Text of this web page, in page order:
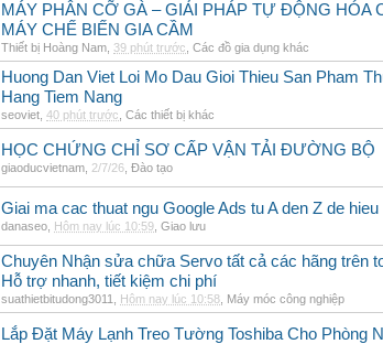
MÁY PHÂN CỠ GÀ – GIẢI PHÁP TỰ ĐỘNG HÓA
MÁY CHẾ BIẾN GIA CẦM
Thiết bị Hoàng Nam 39 phút trước Các đồ gia dụng khác
Huong Dan Viet Loi Mo Dau Gioi Thieu San Pham
Hang Tiem Nang
seoviet 40 phút trước Các thiết bị khác
HỌC CHỨNG CHỈ SƠ CẤP VẬN TẢI ĐƯỜNG BỘ
giaoducvietnam 2/7/26 Đào tạo
Giai ma cac thuat ngu Google Ads tu A den Z de hieu
danaseo Hôm nay lúc 10:59 Giao lưu
Chuyên Nhận sửa chữa Servo tất cả các hãng trên
Hỗ trợ nhanh, tiết kiệm chi phí
suathietbitudong3011 Hôm nay lúc 10:58 Máy móc công nghiệp
Lắp Đặt Máy Lạnh Treo Tường Toshiba Cho Phòng